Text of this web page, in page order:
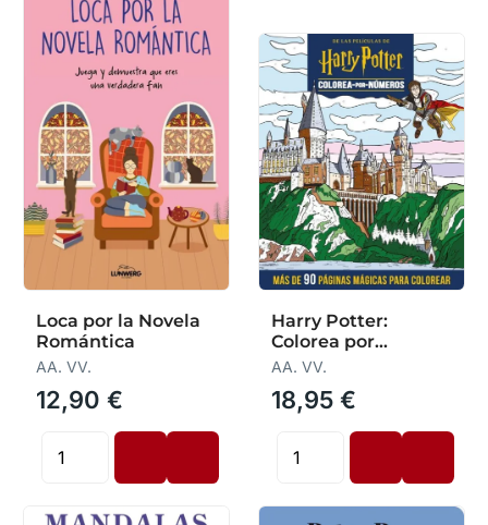
Loca por la Novela
Romántica
AA. VV.
12,90 €
Harry Potter:
Colorea por
Numeros
AA. VV.
18,95 €